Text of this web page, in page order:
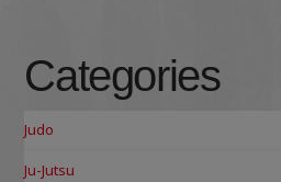
Categories
Judo
Ju-Jutsu